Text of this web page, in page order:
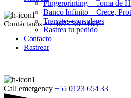
Contáctanos +1 407 738 9163
Fingerprinting – Toma de
Banco Infinito – Crece,
Tramites consulares
Rastrea tu pedido
Contacto
Rastrear
Call emergency +55 0123 654 33